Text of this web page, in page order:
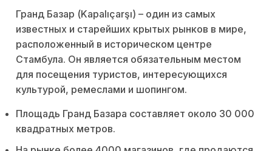
Гранд Базар (Kapalıçarşı) – один из самых
известных и старейших крытых рынков в мире,
расположенный в историческом центре
Стамбула. Он является обязательным местом
для посещения туристов, интересующихся
культурой, ремеслами и шопингом.
Площадь Гранд Базара составляет около 30 000
квадратных метров.